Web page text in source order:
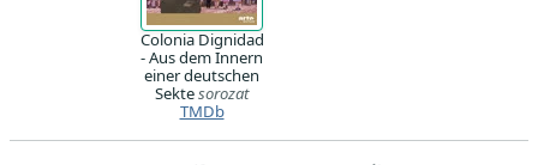
Colonia Dignidad
- Aus dem Innern
einer deutschen
Sektesorozat
TMDb